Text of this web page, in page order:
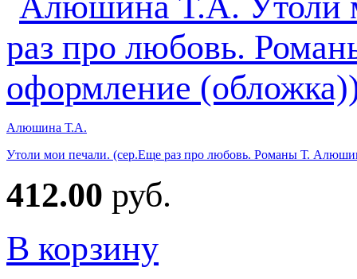
Алюшина Т.А.
Утоли мои печали. (сер.Еще раз про любовь. Романы Т.
412.00 руб.
В корзину